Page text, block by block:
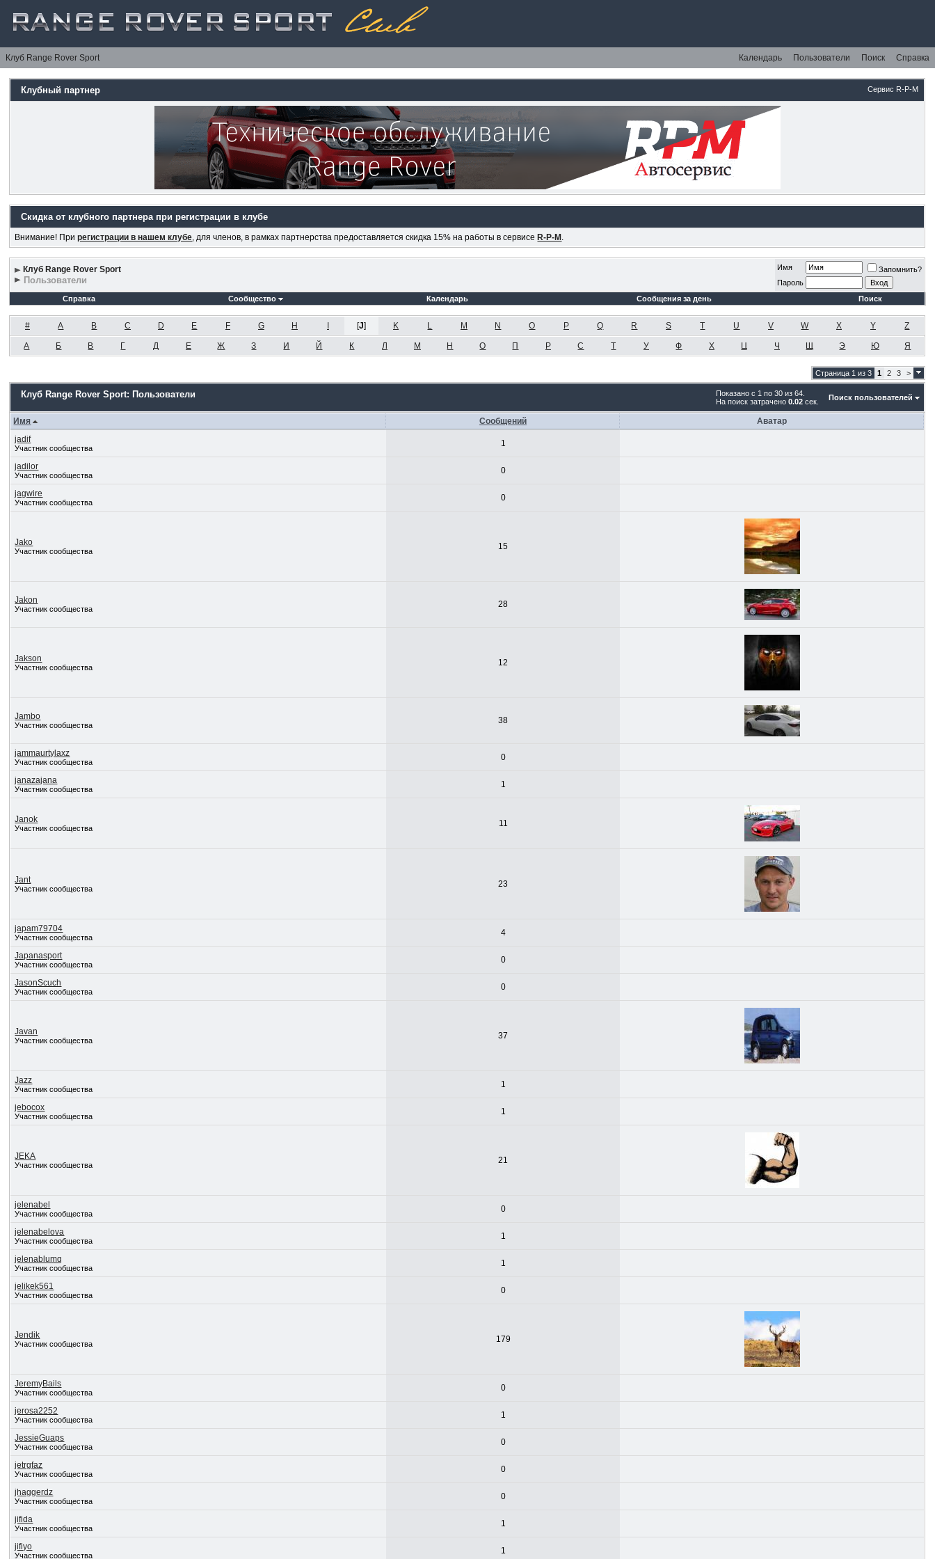
Клуб Range Rover Sport Календарь Пользователи Поиск Справка
Сервис R-P-M
Клубный партнер
Скидка от клубного партнера при регистрации в клубе
Внимание! Прирегистрации в нашем клубе, для членов, в рамках партнерства предоставляется скидка 15% на работы в сервисе R-P-M .
Клуб Range Rover Sport
Пользователи
Имя
Запомнить?
Пароль
Справка
Сообщество Календарь Сообщения за день Поиск
# A B C D E F G H [J] K L M N O P Q R S T U V W X Y Z
А Б В Г Д Е Ж З И Й К Л М Н О П Р С Т У Ф Х Ц Ч Щ Э Ю Я
Страница 1 из 3 1 2 3 >
Показано с 1 по 30 из 64.
На поиск затрачено0.02 сек.
Клуб Range Rover Sport: Пользователи Поиск пользователей
Имя Сообщений
Аватар
jadif
Участник сообщества 1
jadilor
Участник сообщества 0
jagwire
Участник сообщества 0
Jako
Участник сообщества 15
Jakon
Участник сообщества 28
Jakson
Участник сообщества 12
Jambo
Участник сообщества 38
jammaurtylaxz
Участник сообщества 0
janazajana
Участник сообщества 1
Janok
Участник сообщества 11
Jant
Участник сообщества 23
japam79704
Участник сообщества 4
Japanasport
Участник сообщества 0
JasonScuch
Участник сообщества 0
Javan
Участник сообщества 37
Jazz
Участник сообщества 1
jebocox
Участник сообщества 1
JEKA
Участник сообщества 21
jelenabel
Участник сообщества 0
jelenabelova
Участник сообщества 1
jelenablumq
Участник сообщества 1
jelikek561
Участник сообщества 0
Jendik
Участник сообщества 179
JeremyBails
Участник сообщества 0
jerosa2252
Участник сообщества 1
JessieGuaps
Участник сообщества 0
jetrgfaz
Участник сообщества 0
jhaggerdz
Участник сообщества 0
jifida
Участник сообщества 1
jifiyo
Участник сообщества 1